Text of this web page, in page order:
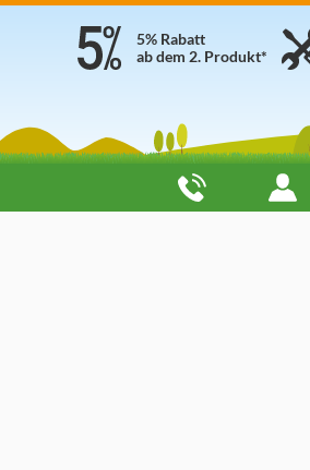
5% Rabatt
ab dem 2. Produkt*